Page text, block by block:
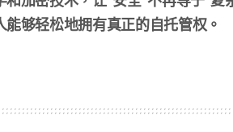
能够轻松地拥有真正的自托管权。